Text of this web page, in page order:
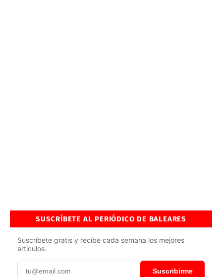
SUSCRÍBETE AL PERIÓDICO DE BALEARES
Suscríbete gratis y recibe cada semana los mejores
artículos.
Suscribirme